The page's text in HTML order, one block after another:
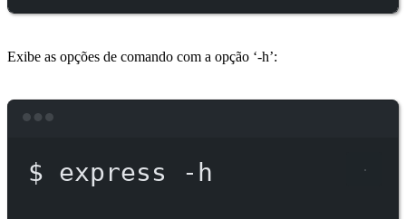
Exibe as opções de comando com a opção ‘-h’:
$ express -h